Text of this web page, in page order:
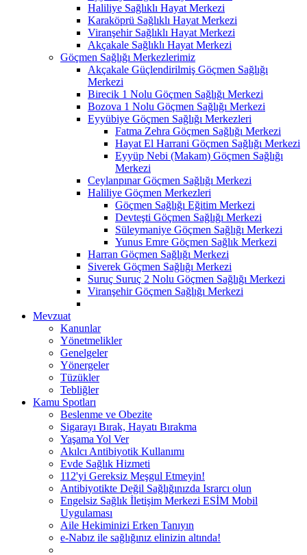
Haliliye Sağlıklı Hayat Merkezi
Karaköprü Sağlıklı Hayat Merkezi
Viranşehir Sağlıklı Hayat Merkezi
Akçakale Sağlıklı Hayat Merkezi
Göçmen Sağlığı Merkezlerimiz
Akçakale Güçlendirilmiş Göçmen Sağlığı
Merkezi
Birecik 1 Nolu Göçmen Sağlığı Merkezi
Bozova 1 Nolu Göçmen Sağlığı Merkezi
Eyyübiye Göçmen Sağlığı Merkezleri
Fatma Zehra Göçmen Sağlığı Merkezi
Hayat El Harrani Göçmen Sağlığı Merkezi
Eyyüp Nebi (Makam) Göçmen Sağlığı
Merkezi
Ceylanpınar Göçmen Sağlığı Merkezi
Haliliye Göçmen Merkezleri
Göçmen Sağlığı Eğitim Merkezi
Devteşti Göçmen Sağlığı Merkezi
Süleymaniye Göçmen Sağlığı Merkezi
Yunus Emre Göçmen Sağlık Merkezi
Harran Göçmen Sağlığı Merkezi
Siverek Göçmen Sağlığı Merkezi
Suruç Suruç 2 Nolu Göçmen Sağlığı Merkezi
Viranşehir Göçmen Sağlığı Merkezi
Mevzuat
Kanunlar
Yönetmelikler
Genelgeler
Yönergeler
Tüzükler
Tebliğler
Kamu Spotları
Beslenme ve Obezite
Sigarayı Bırak, Hayatı Bırakma
Yaşama Yol Ver
Akılcı Antibiyotik Kullanımı
Evde Sağlık Hizmeti
112'yi Gereksiz Meşgul Etmeyin!
Antibiyotikte Değil Sağlığınızda Israrcı olun
Engelsiz Sağlık İletişim Merkezi ESİM Mobil
Uygulaması
Aile Hekiminizi Erken Tanıyın
e-Nabız ile sağlığınız elinizin altında!